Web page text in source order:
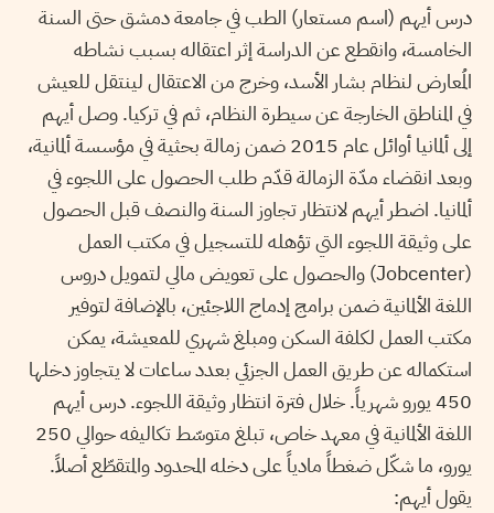
درس أيهم (اسم مستعار) الطب في جامعة دمشق حتى السنة
الخامسة، وانقطع عن الدراسة إثر اعتقاله بسبب نشاطه
المُعارض لنظام بشار الأسد، وخرج من الاعتقال لينتقل للعيش
في المناطق الخارجة عن سيطرة النظام، ثم في تركيا. وصل أيهم
إلى ألمانيا أوائل عام 2015 ضمن زمالة بحثية في مؤسسة ألمانية،
وبعد انقضاء مدّة الزمالة قدّم طلب الحصول على اللجوء في
ألمانيا. اضطر أيهم لانتظار تجاوز السنة والنصف قبل الحصول
على وثيقة اللجوء التي تؤهله للتسجيل في مكتب العمل
(Jobcenter) والحصول على تعويض مالي لتمويل دروس
اللغة الألمانية ضمن برامج إدماج اللاجئين، بالإضافة لتوفير
مكتب العمل لكلفة السكن ومبلغ شهري للمعيشة، يمكن
استكماله عن طريق العمل الجزئي بعدد ساعات لا يتجاوز دخلها
450 يورو شهرياً. خلال فترة انتظار وثيقة اللجوء. درس أيهم
اللغة الألمانية في معهد خاص، تبلغ متوسّط تكاليفه حوالي 250
يورو، ما شكّل ضغطاً مادياً على دخله المحدود والمتقطّع أصلاً.
يقول أيهم: